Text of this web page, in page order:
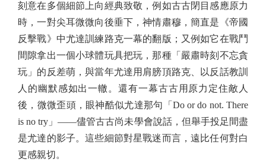
刻意在多個細節上向經典致敬，例如古古閉目感應原力
時，一對尖耳微微向後垂下，神情肅穆，簡直是《帝國
反擊戰》中尤達訓練路克一幕的翻版；又例如它在戰鬥
間隙拿出一個小球體玩具把玩，那種「嚴肅時刻不忘貪
玩」的反差萌，與當年尤達用肩膀頂路克、以反話教訓
人的幽默感如出一轍。還有一幕古古用原力定住敵人
後，微微歪頭，眼神酷似尤達那句「Do or do not. There
is no try」——儘管古古尚未學會說話，但舉手投足間盡
是尤達的影子。這些細節對星戰迷而言，遠比任何對白
更感親切。